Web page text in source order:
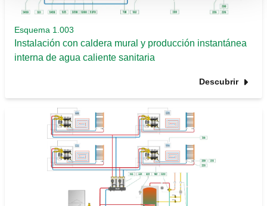
Esquema 1.003
Instalación con caldera mural y producción instantánea
interna de agua caliente sanitaria
Descubrir